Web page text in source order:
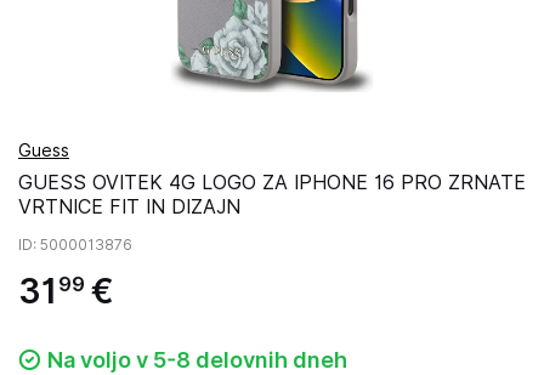
Guess
GUESS OVITEK 4G LOGO ZA IPHONE 16 PRO ZRNATE
VRTNICE FIT IN DIZAJN
ID: 5000013876
31 99 €
Na voljo v 5-8 delovnih dneh